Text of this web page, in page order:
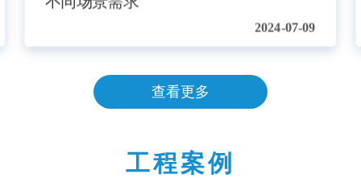
2024-07-09
查看更多
工程案例